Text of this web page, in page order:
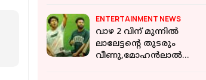
ENTERTAINMENT NEWS
വാഴ 2 വിന് മുന്നിൽ
ലാലേട്ടന്റെ തുടരും
വീണു,മോഹൻലാല്‍